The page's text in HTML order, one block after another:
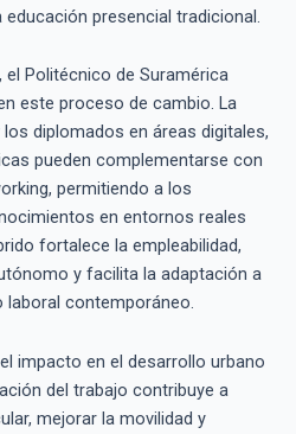
presencial tradicional.
el Politécnico de Suramérica
este proceso de cambio. La
diplomados en áreas digitales,
pueden complementarse con
permitiendo a los
en entornos reales
fortalece la empleabilidad,
y facilita la adaptación a
laboral contemporáneo.
impacto en el desarrollo urbano
del trabajo contribuye a
mejorar la movilidad y